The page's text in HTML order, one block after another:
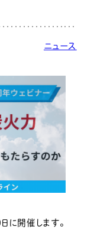
ニュース
に開催します。